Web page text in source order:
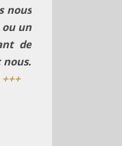
nous
un
de
nous.